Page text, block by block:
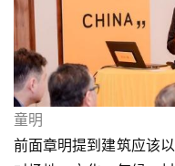
童明
前面章明提到建筑应该